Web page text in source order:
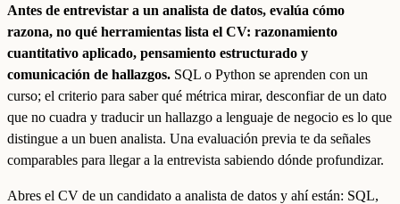
Antes de entrevistar a un analista de datos, evalúa cómo
razona, no qué herramientas lista el CV: razonamiento
cuantitativo aplicado, pensamiento estructurado y
comunicación de hallazgos. SQL o Python se aprenden con un
curso; el criterio para saber qué métrica mirar, desconfiar de un dato
que no cuadra y traducir un hallazgo a lenguaje de negocio es lo que
distingue a un buen analista. Una evaluación previa te da señales
comparables para llegar a la entrevista sabiendo dónde profundizar.
Abres el CV de un candidato a analista de datos y ahí están: SQL,